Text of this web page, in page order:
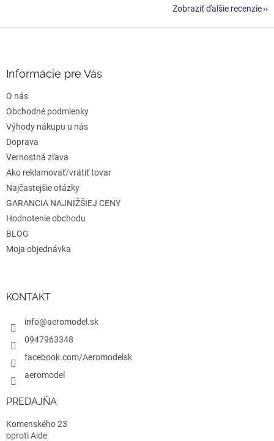
Zobraziť ďalšie recenzie
e
Informácie pre Vás
O nás
Obchodné podmienky
Výhody nákupu u nás
Doprava
Vernostná zľava
Ako reklamovať/vrátiť tovar
Najčastejšie otázky
GARANCIA NAJNIŽŠIEJ CENY
Hodnotenie obchodu
BLOG
Moja objednávka
KONTAKT
info@aeromodel.sk
0947963348
facebook.com/Aeromodelsk
aeromodel
PREDAJŇA
Komenského 23
oproti Aide